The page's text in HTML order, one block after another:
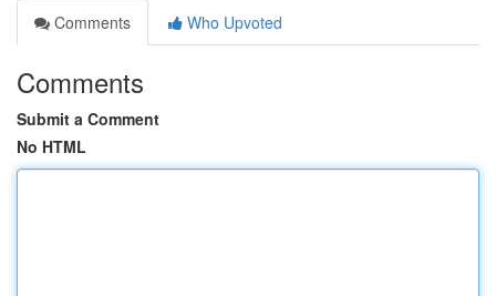
Comments
Who Upvoted
Comments
Submit a Comment
No HTML